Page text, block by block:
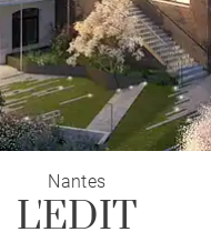
Nantes
L'EDIT